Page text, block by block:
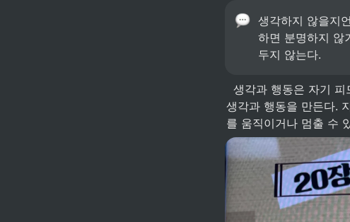
생각하지 않을지
하면 분명하지 않
두지 않는다.
생각과 행동을 만든다.
를 움직이거나 멈출 수